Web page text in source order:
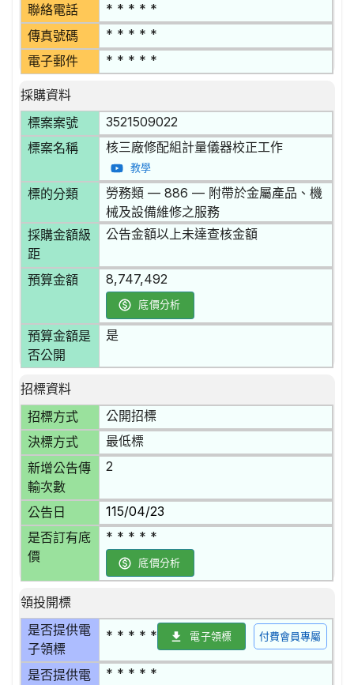
聯絡電話 * * * * *
傳真號碼 * * * * *
電子郵件 * * * * *
採購資料
標案案號
3521509022
標案名稱 核三廠修配組計量儀器校正工作
教學
標的分類
勞務類 — 886 — 附帶於金屬產品、機
械及設備維修之服務
採購金額級
距
公告金額以上未達查核金額
預算金額 8,747,492
底價分析
預算金額是
否公開
是
招標資料
招標方式
公開招標
決標方式 最低標
新增公告傳
輸次數
2
公告日 115/04/23
是否訂有底
價
* * * * *
底價分析
領投開標
是否提供電
子領標
* * * * * 電子領標 付費會員專屬
是否提供電
* * * * *